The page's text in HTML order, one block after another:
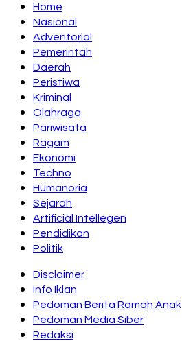
Home
Nasional
Adventorial
Pemerintah
Daerah
Peristiwa
Kriminal
Olahraga
Pariwisata
Ragam
Ekonomi
Techno
Humanoria
Sejarah
Artificial Intellegen
Pendidikan
Politik
Disclaimer
Info Iklan
Pedoman Berita Ramah Anak
Pedoman Media Siber
Redaksi